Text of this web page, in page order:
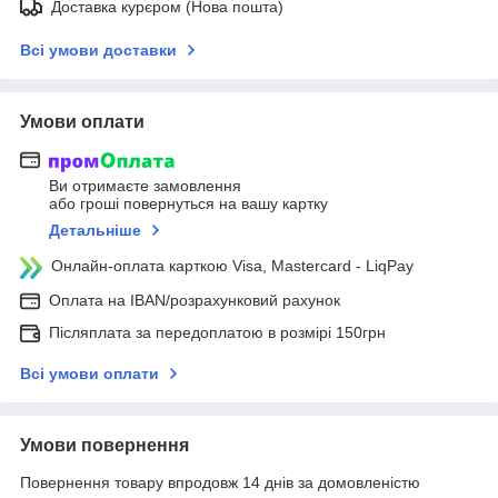
Доставка курєром (Нова пошта)
Всі умови доставки
Умови оплати
Ви отримаєте замовлення
або гроші повернуться на вашу картку
Детальніше
Онлайн-оплата карткою Visa, Mastercard - LiqPay
Оплата на IBAN/розрахунковий рахунок
Післяплата за передоплатою в розмірі 150грн
Всі умови оплати
Умови повернення
Повернення товару впродовж 14 днів за домовленістю